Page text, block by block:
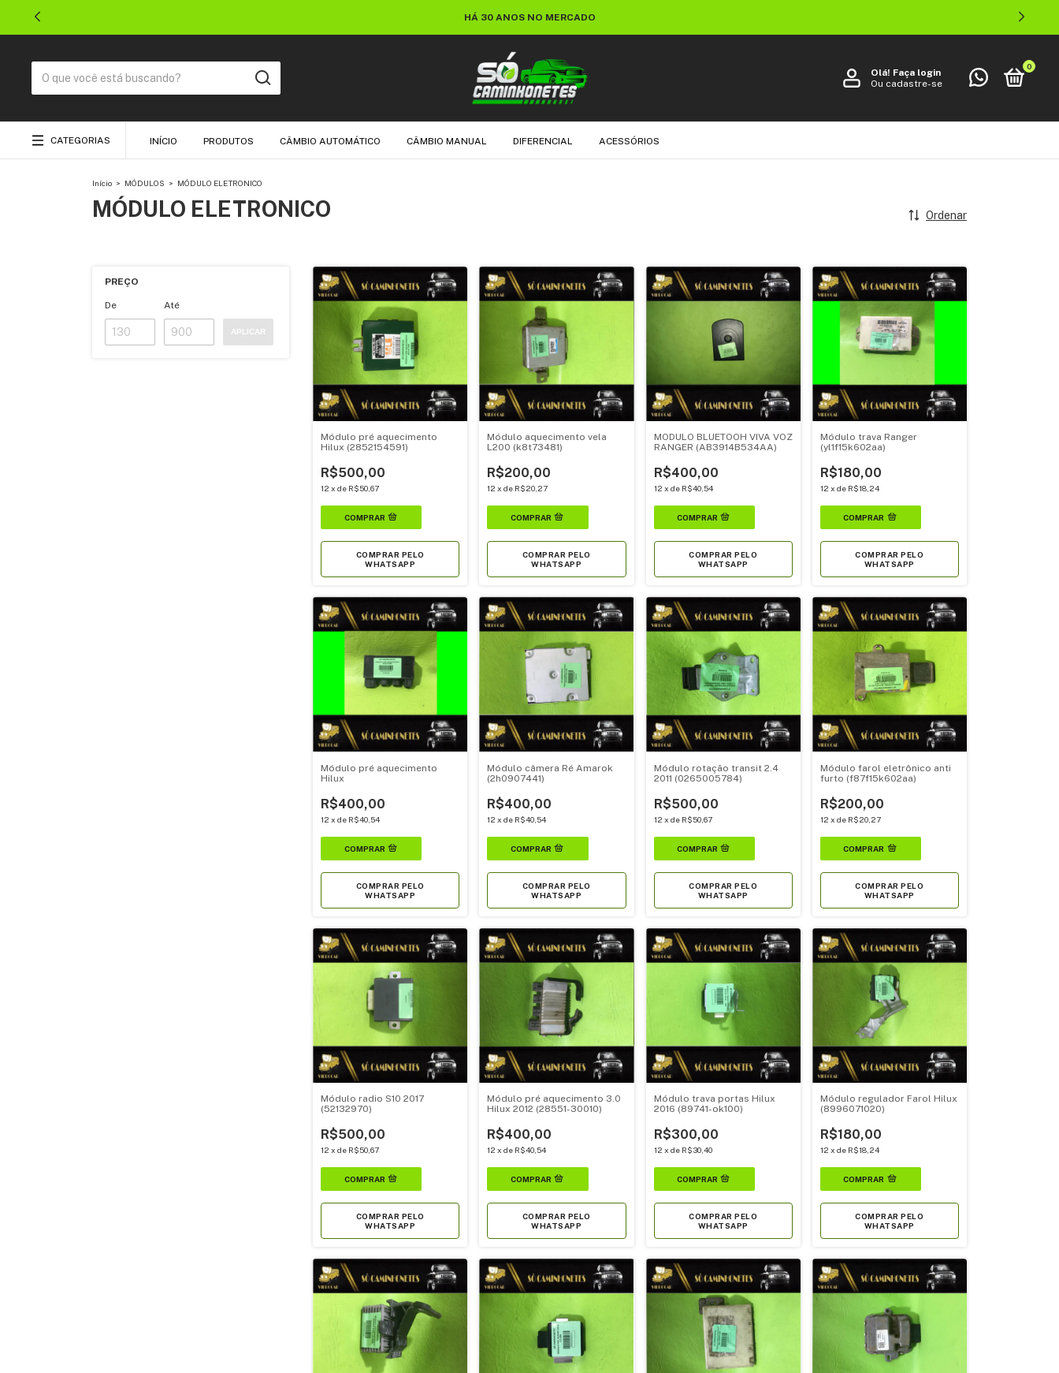
HÁ 30 ANOS NO MERCADO
Olá! Faça login
Ou cadastre-se
0
CATEGORIAS INÍCIO PRODUTOS CÂMBIO AUTOMÁTICO CÂMBIO MANUAL DIFERENCIAL ACESSÓRIOS
Início > MÓDULOS > MÓDULO ELETRONICO
MÓDULO ELETRONICO Ordenar
PREÇO
De Até
APLICAR
Módulo pré aquecimento
Hilux (2852154591)
R$500,00
12 x de R$50,67
COMPRAR PELO
WHATSAPP
Módulo aquecimento vela
L200 (k8t73481)
R$200,00
12 xde R$20,27
COMPRAR PELO
WHATSAPP
MODULO BLUETOOH VIVA VOZ
RANGER (AB3914B534AA)
R$400,00
12 x de R$40,54
COMPRAR PELO
WHATSAPP
Módulo trava Ranger
(yl1f15k602aa)
R$180,00
12 x de R$18,24
COMPRAR PELO
WHATSAPP
Módulo pré aquecimento
Hilux
R$400,00
12 x de R$40,54
COMPRAR PELO
WHATSAPP
Módulo câmera Ré Amarok
(2h0907441)
R$400,00
12 xde R$40,54
COMPRAR PELO
WHATSAPP
Módulo rotação transit 2.4
2011 (0265005784)
R$500,00
12 x de R$50,67
COMPRAR PELO
WHATSAPP
Módulo farol eletrônico anti
furto (f87f15k602aa)
R$200,00
12 x de R$20,27
COMPRAR PELO
WHATSAPP
Módulo radio S10 2017
(52132970)
R$500,00
12 x de R$50,67
COMPRAR PELO
WHATSAPP
Módulo pré aquecimento 3.0
Hilux 2012 (28551-30010)
R$400,00
12 xde R$40,54
COMPRAR PELO
WHATSAPP
Módulo trava portas Hilux
2016 (89741-ok100)
R$300,00
12 x de R$30,40
COMPRAR PELO
WHATSAPP
Módulo regulador Farol Hilux
(8996071020)
R$180,00
12 x de R$18,24
COMPRAR PELO
WHATSAPP